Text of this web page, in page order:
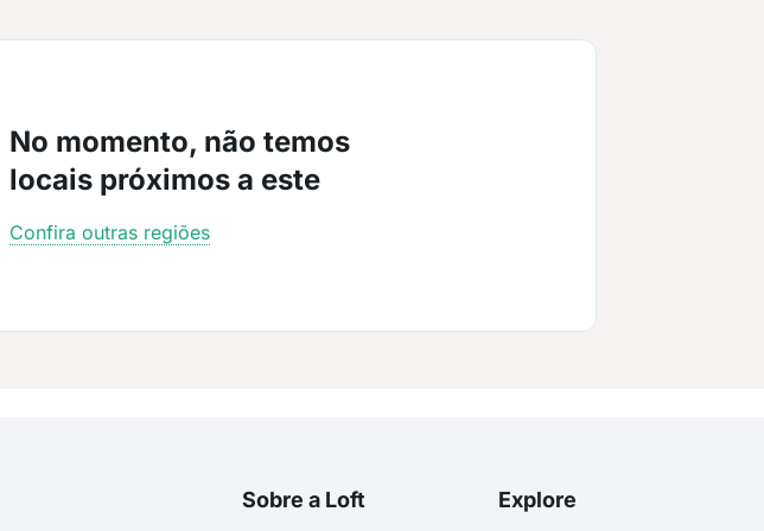
No momento, não temos
locais próximos a este
Confira outras regiões
Sobre a Loft Explore